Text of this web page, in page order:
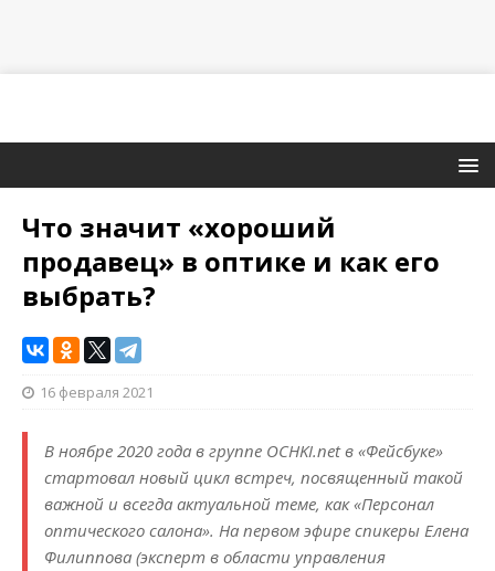
Что значит «хороший
продавец» в оптике и как его
выбрать?
16 февраля 2021
В ноябре 2020 года в группе OCHKI.net в «Фейсбуке»
стартовал новый цикл встреч, посвященный такой
важной и всегда актуальной теме, как «Персонал
оптического салона». На первом эфире спикеры Елена
Филиппова (эксперт в области управления